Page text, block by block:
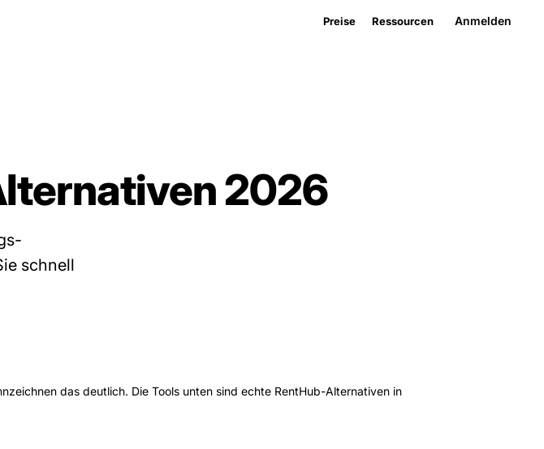
Preise Ressourcen Anmelden
2026
schnell
das deutlich. Die Tools unten sind echte RentHub-Alternativen in